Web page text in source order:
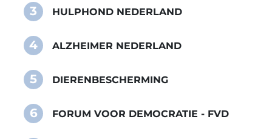
3 HULPHOND NEDERLAND
4 ALZHEIMER NEDERLAND
5 DIERENBESCHERMING
6 FORUM VOOR DEMOCRATIE - FVD